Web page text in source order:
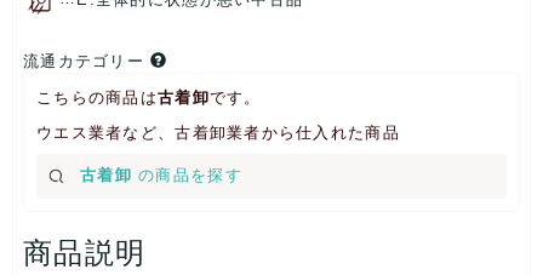
流通カテゴリー
こちらの商品は古着卸です。
ウエス業者など、古着卸業者から仕入れた商品
古着卸 の商品を探す
商品説明